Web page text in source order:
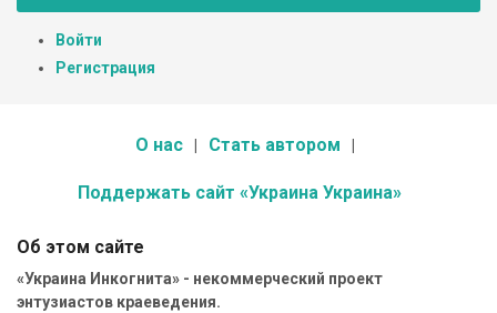
Войти
Регистрация
О нас Стать автором
Поддержать сайт «Украина Украина»
Об этом сайте
«Украина Инкогнита» - некоммерческий проект
энтузиастов краеведения.